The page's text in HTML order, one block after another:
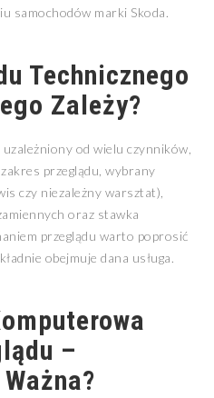
samochodów marki Skoda.
Technicznego
Zależy?
od wielu czynników,
przeglądu, wybrany
czy niezależny warsztat),
oraz stawka
przeglądu warto poprosić
obejmuje dana usługa.
–